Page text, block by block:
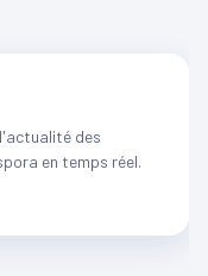
des
en temps réel.